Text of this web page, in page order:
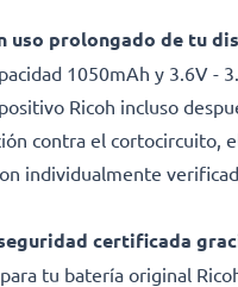
uso prolongado de tu
1050mAh y 3.6V -
Ricoh incluso
contra el cortocircuito,
individualmente
certificada
tu batería original